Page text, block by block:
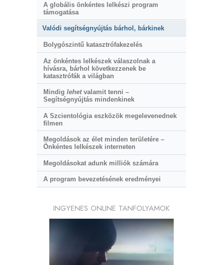
A globális önkéntes lelkészi program
támogatása
Valódi segítségnyújtás bárhol, bárkinek
Bolygószintű katasztrófakezelés
Az önkéntes lelkészek válaszolnak a
hívásra, bárhol következzenek be
katasztrófák a világban
Mindig lehetvalamit tenni –
Segítségnyújtás mindenkinek
A Szcientológia eszközök megelevenednek
filmen
Megoldások az élet minden területére –
Önkéntes lelkészek interneten
Megoldásokat adunk milliók számára
A program bevezetésének eredményei
INGYENES ONLINE TANFOLYAMOK